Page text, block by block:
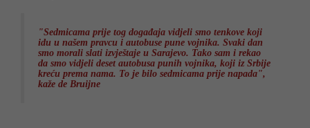
"Sedmicama prije tog događaja vidjeli smo tenkove koji
idu u našem pravcu i autobuse pune vojnika. Svaki dan
smo morali slati izvještaje u Sarajevo. Tako sam i rekao
da smo vidjeli deset autobusa punih vojnika, koji iz Srbije
kreću prema nama. To je bilo sedmicama prije napada",
kaže de Bruijne